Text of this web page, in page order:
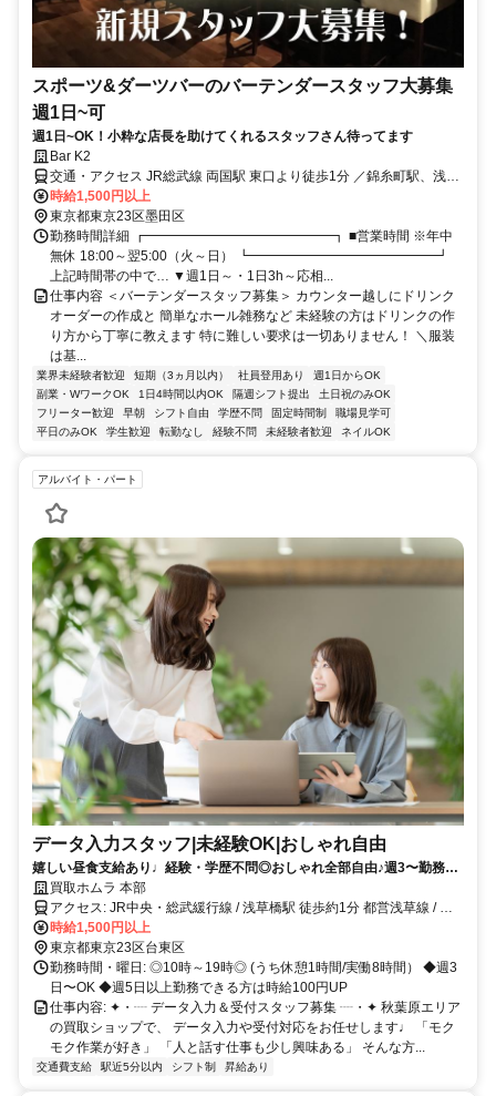
スポーツ&ダーツバーのバーテンダースタッフ大募集
週1日~可
週1日~OK！小粋な店長を助けてくれるスタッフさん待ってます
Bar K2
交通・アクセス JR総武線 両国駅 東口より徒歩1分 ／錦糸町駅、浅草
橋駅、秋葉原駅近辺のエリアでお探しの方歓迎
時給1,500円以上
東京都東京23区墨田区
勤務時間詳細 ┏━━━━━━━━━━━━━━┓ ■営業時間 ※年中
無休 18:00～翌5:00（火～日） ┗━━━━━━━━━━━━━━┛
上記時間帯の中で… ▼週1日～・1日3h～応相...
仕事内容 ＜バーテンダースタッフ募集＞ カウンター越しにドリンク
オーダーの作成と 簡単なホール雑務など 未経験の方はドリンクの作
り方から丁寧に教えます 特に難しい要求は一切ありません！ ＼服装
は基...
業界未経験者歓迎 短期（3ヵ月以内） 社員登用あり
週1日からOK
副業・WワークOK
1日4時間以内OK 隔週シフト提出
土日祝のみOK
フリーター歓迎
早朝 シフト自由 学歴不問 固定時間制
職場見学可
平日のみOK
学生歓迎 転勤なし 経験不問 未経験者歓迎 ネイルOK
アルバイト・パート
データ入力スタッフ|未経験OK|おしゃれ自由
嬉しい昼食支給あり♩経験・学歴不問◎おしゃれ全部自由♪週3〜勤務
OK☆駅近で通いやすい♪
買取ホムラ 本部
アクセス: JR中央・総武緩行線 / 浅草橋駅 徒歩約1分 都営浅草線 / 浅
草橋駅 徒歩約1分
時給1,500円以上
東京都東京23区台東区
勤務時間・曜日: ◎10時～19時◎ (うち休憩1時間/実働8時間） ◆週3
日〜OK ◆週5日以上勤務できる方は時給100円UP
仕事内容: ✦・┈ データ入力＆受付スタッフ募集 ┈・✦ 秋葉原エリア
の買取ショップで、 データ入力や受付対応をお任せします♩ 「モク
モク作業が好き」 「人と話す仕事も少し興味ある」 そんな方...
交通費支給 駅近5分以内 シフト制 昇給あり